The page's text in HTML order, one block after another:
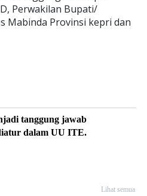
Perwakilan Bupati/
Mabinda Provinsi kepri dan
tanggung jawab
dalam UU ITE.
Lihat semua